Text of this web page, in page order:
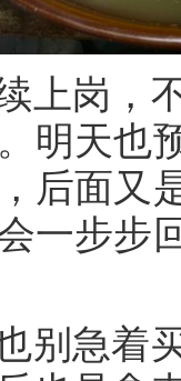
上岗，
明天也
后面又
一步步
别急着